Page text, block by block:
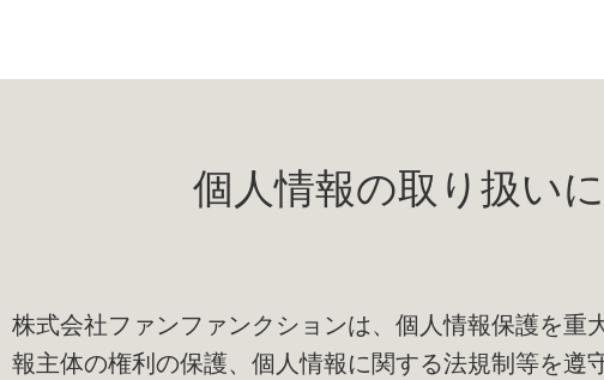
個人情報の取り扱い
株式会社ファンファンクションは、個人情報保護を重
報主体の権利の保護、個人情報に関する法規制等を遵